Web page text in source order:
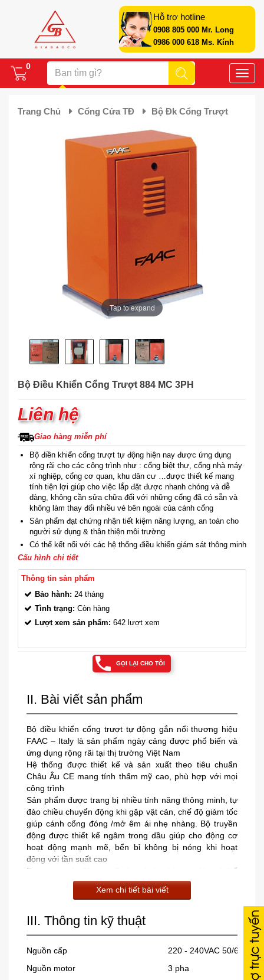
Hỗ trợ hotline
0908 805 000 Mr. Long
0986 000 618 Ms. Kính
Toggle
0
Trang Chủ Cổng Cửa TĐ Bộ Đk Cổng Trượt
Tap to expand
Bộ Điều Khiển Cổng Trượt 884 MC 3PH
Liên hệ
Giao hàng miễn phí
Bộ điền khiển cổng trượt tự động hiện nay được ứng dụng
rộng rãi cho các công trình như : cổng biệt thự, cổng nhà máy
xí nghiệp, cổng cơ quan, khu dân cư …được thiết kế mang
tính tiện lợi giúp cho việc lắp đặt được nhanh chóng và dễ
dàng, không cần sửa chữa đối với những cổng đã có sẵn và
không làm thay đổi nhiều vẻ bên ngoài của cánh cổng
Sản phẩm đạt chứng nhận tiết kiệm năng lượng, an toàn cho
người sử dụng & thân thiện môi trường
Có thể kết nối với các hệ thống điều khiển giám sát thông minh
Cấu hình chi tiết
Thông tin sản phẩm
Bảo hành: 24 tháng
Tình trạng: Còn hàng
Lượt xem sản phẩm: 642 lượt xem
GỌI LẠI CHO TÔI
II. Bài viết sản phẩm
Bộ điều khiển cổng trượt tự động gắn nổi thương hiệu
FAAC – Italy là sản phẩm ngày cảng được phổ biến và
ứng dụng rộng rãi tại thị trường Việt Nam
Hệ thống được thiết kế và sản xuất theo tiêu chuẩn
Châu Âu CE mang tính thẩm mỹ cao, phù hợp với mọi
công trình
Sản phẩm được trang bị nhiều tính năng thông minh, tự
đảo chiều chuyển động khi gặp vật cản, chế độ giảm tốc
giúp cánh cổng đóng /mở êm ái nhẹ nhàng. Bộ truyền
động được thiết kế ngâm trong dầu giúp cho động cơ
hoạt động mạnh mẽ, bển bỉ không bị nóng khi hoạt
động với tần suất cao
Được trang bị động cơ 3 pha với lực kéo cực lớn có thể
vận hành cho các cánh cổng có trọng lượng lên đến 3,5
tấn và rộng đến 40m, phù hợp được lắp đặt cho cổng
Xem chi tiết bài viết
III. Thông tin kỹ thuật
Nguồn cấp
220 - 240VAC 50/60 Hz
Nguồn motor
3 pha